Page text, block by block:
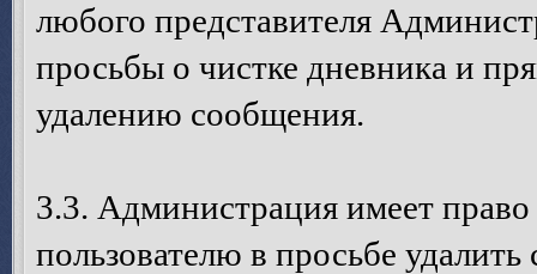
любого представителя
просьбы о чистке дневника и
удалению сообщения.
3.3. Администрация имеет
пользователю в просьбе